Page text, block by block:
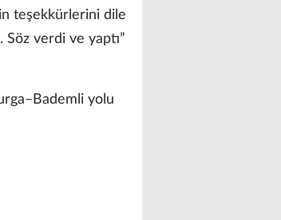
teşekkürlerini dile
Söz verdi ve yaptı”
yolu